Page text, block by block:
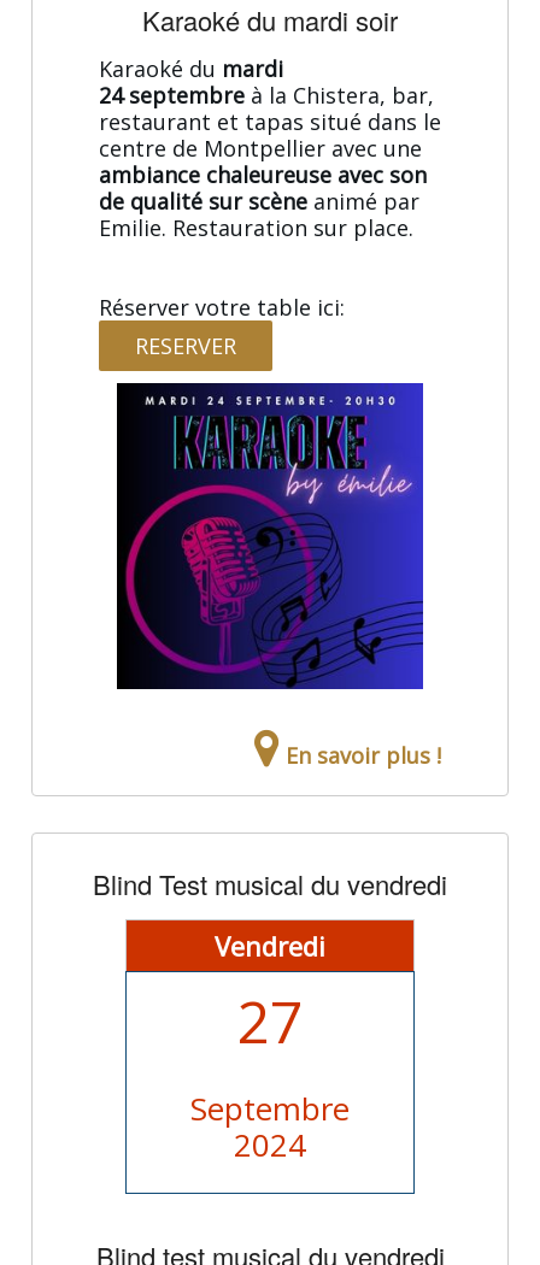
Karaoké du mardi soir
Karaoké du mardi
24 septembre à la Chistera, bar,
restaurant et tapas situé dans le
centre de Montpellier avec une
ambiance chaleureuse avec son
de qualité sur scène animé par
Emilie. Restauration sur place.
Réserver votre table ici:
RESERVER
En savoir plus !
Blind Test musical du vendredi
Vendredi
27
Septembre
2024
Blind test musical du vendredi